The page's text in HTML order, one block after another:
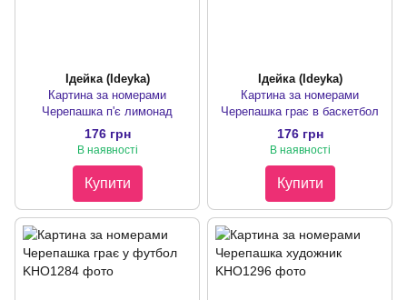
Ідейка (Ideyka)
Картина за номерами
Черепашка п'є лимонад
176 грн
В наявності
Купити
Ідейка (Ideyka)
Картина за номерами
Черепашка грає в баскетбол
176 грн
В наявності
Купити